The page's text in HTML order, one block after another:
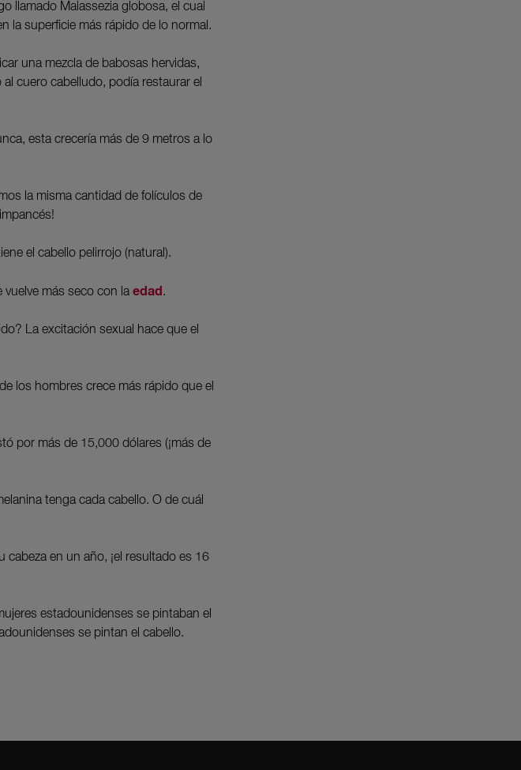
llamado Malassezia globosa, el cual
la superficie más rápido de lo normal.
una mezcla de babosas hervidas,
cuero cabelludo, podía restaurar el
esta crecería más de 9 metros a lo
la misma cantidad de folículos de
el cabello pelirrojo (natural).
vuelve más seco con la edad .
La excitación sexual hace que el
los hombres crece más rápido que el
por más de 15,000 dólares (¡más de
tenga cada cabello. O de cuál
cabeza en un año, ¡el resultado es 16
estadounidenses se pintaban el
se pintan el cabello.